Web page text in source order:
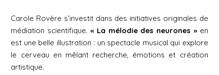
Carole Rovère s’investit dans des initiatives originales de
médiation scientifique. « La mélodie des neurones »en
est une belle illustration : un spectacle musical qui explore
le cerveau en mêlant recherche, émotions et création
artistique.